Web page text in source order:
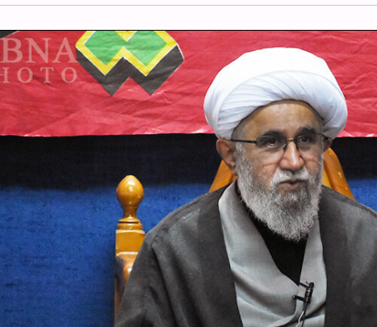
شیخ علی الخطیب: دولت
از ناکامی مذاکرات، گفت‌وگو
مقاومت را آغاز کند